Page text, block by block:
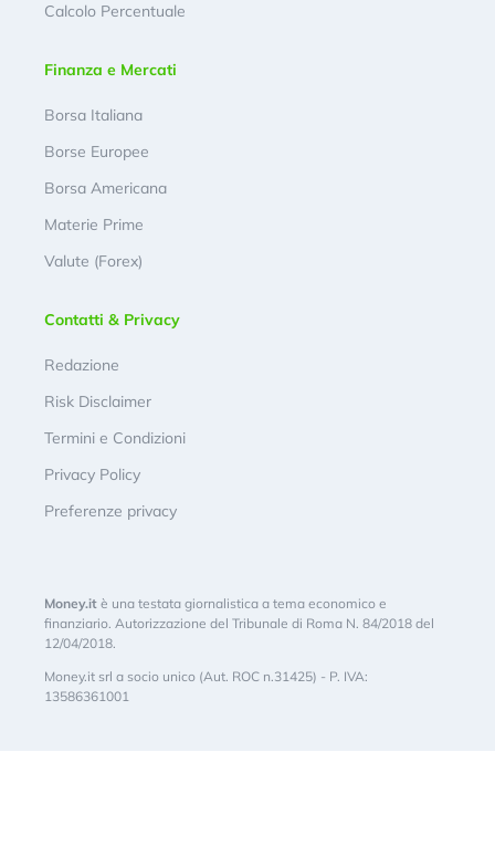
Calcolo Percentuale
Finanza e Mercati
Borsa Italiana
Borse Europee
Borsa Americana
Materie Prime
Valute (Forex)
Contatti & Privacy
Redazione
Risk Disclaimer
Termini e Condizioni
Privacy Policy
Preferenze privacy
Money.it è una testata giornalistica a tema economico e
finanziario. Autorizzazione del Tribunale di Roma N. 84/2018 del
12/04/2018.
Money.it srl a socio unico (Aut. ROC n.31425) - P. IVA:
13586361001